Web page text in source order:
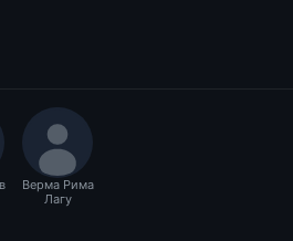
Верма Рима
Лагу